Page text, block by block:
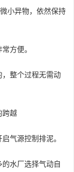
小异物，依然保持
方便。
整个过程无需动
越
气源控制排泥。
水厂选择气动自